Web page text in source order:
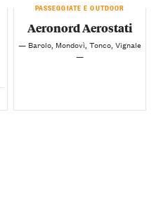
PASSEGGIATE E OUTDOOR
Aeronord Aerostati
— Barolo, Mondovì, Tonco, Vignale
—